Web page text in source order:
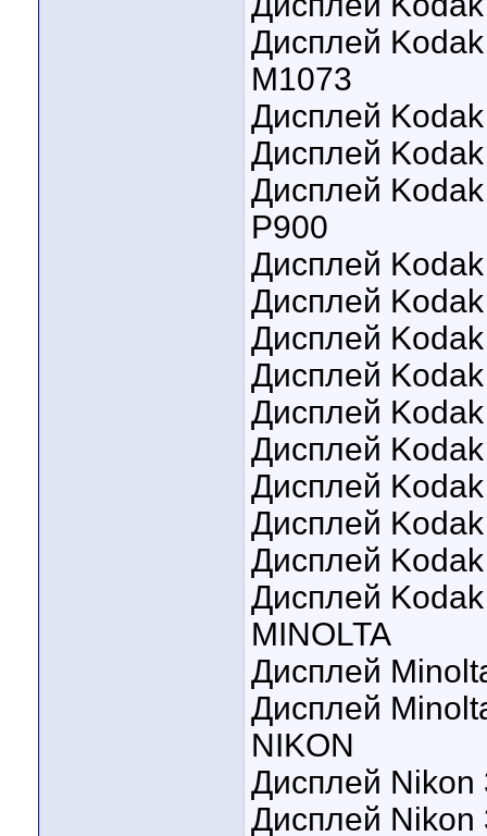
Дисплей
M1073
Дисплей
Дисплей
Дисплей
P900
Дисплей
Дисплей
Дисплей
Дисплей
Дисплей
Дисплей
Дисплей
Дисплей
Дисплей
Дисплей
MINOLTA
Дисплей
Дисплей
NIKON
Дисплей Nikon
Дисплей Nikon